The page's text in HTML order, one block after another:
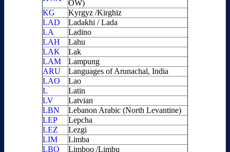
OW)
KG
Kyrgyz /Kirghiz
LAD
Ladakhi / Lada
LA
Ladino
LAH
Lahu
LAK
Lak
LAM
Lampung
ARU
Languages of Arunachal, India
LAO
Lao
L
Latin
LV
Latvian
LBN
Lebanon Arabic (North Levantine)
LEP
Lepcha
LEZ
Lezgi
LIM
Limba
LBO
Limboo /Limbu